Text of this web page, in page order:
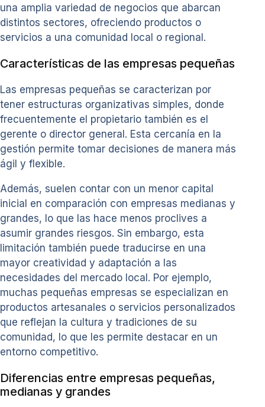
una amplia variedad de negocios que abarcan
distintos sectores, ofreciendo productos o
servicios a una comunidad local o regional.
Características de las empresas pequeñas
Las empresas pequeñas se caracterizan por
tener estructuras organizativas simples, donde
frecuentemente el propietario también es el
gerente o director general. Esta cercanía en la
gestión permite tomar decisiones de manera más
ágil y flexible.
Además, suelen contar con un menor capital
inicial en comparación con empresas medianas y
grandes, lo que las hace menos proclives a
asumir grandes riesgos. Sin embargo, esta
limitación también puede traducirse en una
mayor creatividad y adaptación a las
necesidades del mercado local. Por ejemplo,
muchas pequeñas empresas se especializan en
productos artesanales o servicios personalizados
que reflejan la cultura y tradiciones de su
comunidad, lo que les permite destacar en un
entorno competitivo.
Diferencias entre empresas pequeñas,
medianas y grandes